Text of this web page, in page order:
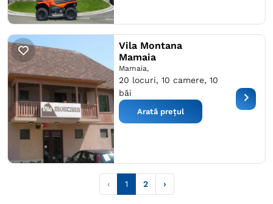
Vila Montana
Mamaia
Mamaia,
20 locuri, 10 camere, 10
băi
Arată prețul
‹ 1 2 ›